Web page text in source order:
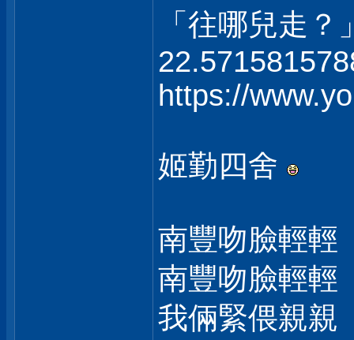
「往哪兒走？
https://
姬勤四舍
南豐吻臉輕
南豐吻臉輕
我倆緊偎親